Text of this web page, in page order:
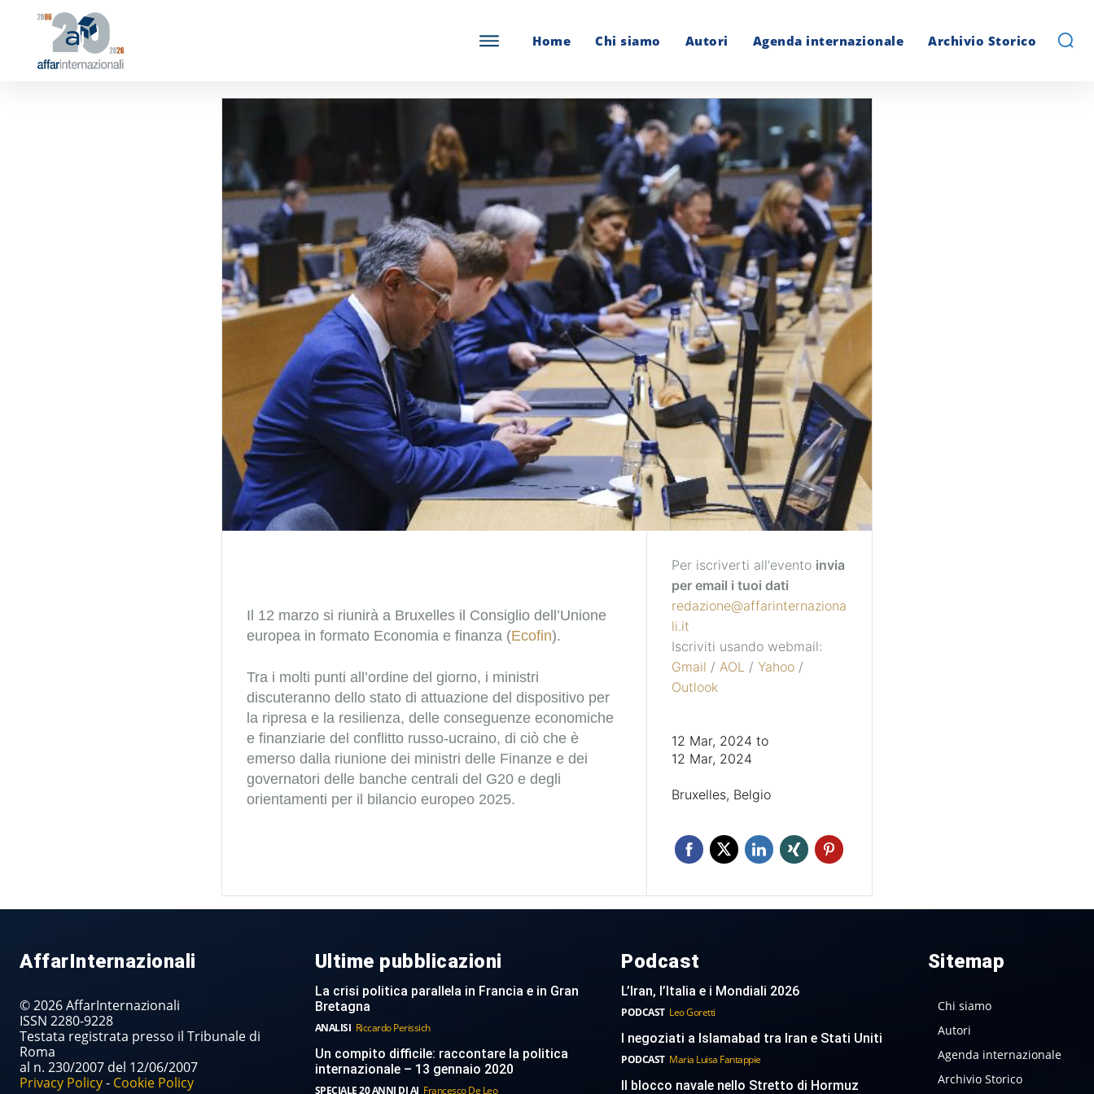
Home Chi siamo Autori Agenda internazionale Archivio Storico
Il 12 marzo si riunirà a Bruxelles il Consiglio dell’Unione
europea in formato Economia e finanza (Ecofin).
Tra i molti punti all’ordine del giorno, i ministri
discuteranno dello stato di attuazione del dispositivo per
la ripresa e la resilienza, delle conseguenze economiche
e finanziarie del conflitto russo-ucraino, di ciò che è
emerso dalla riunione dei ministri delle Finanze e dei
governatori delle banche centrali del G20 e degli
orientamenti per il bilancio europeo 2025.
Per iscriverti all'evento invia
per email i tuoi dati
redazione@affarinternaziona
li.it
Iscriviti usando webmail:
Gmail / AOL / Yahoo /
Outlook
12 Mar, 2024 to
12 Mar, 2024
Bruxelles, Belgio
AffarInternazionali
© 2026 AffarInternazionali
ISSN 2280-9228
Testata registrata presso il Tribunale di
Roma
al n. 230/2007 del 12/06/2007
Privacy Policy- Cookie Policy
Ultime pubblicazioni
La crisi politica parallela in Francia e in Gran
Bretagna
ANALISI Riccardo Perissich
Un compito difficile: raccontare la politica
internazionale – 13 gennaio 2020
SPECIALE 20 ANNI DI AI Francesco De Leo
Podcast
L’Iran, l’Italia e i Mondiali 2026
PODCAST Leo Goretti
I negoziati a Islamabad tra Iran e Stati Uniti
PODCAST Maria Luisa Fantappie
Il blocco navale nello Stretto di Hormuz
Sitemap
Chi siamo
Autori
Agenda internazionale
Archivio Storico